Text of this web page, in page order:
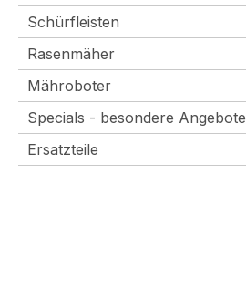
Schürfleisten
Rasenmäher
Mähroboter
Specials - besondere Angebote
Ersatzteile